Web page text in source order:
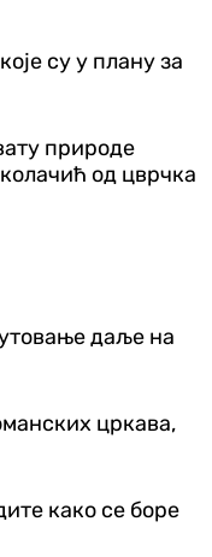
су у плану за
природе
од цврчка
даље на
цркава,
како се боре